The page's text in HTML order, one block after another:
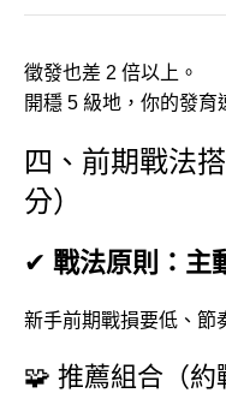
徵發也差 2 倍以上。
開穩 5 級地，你的發育
四、前期戰法
分）
✔ 戰法原則：主
新手前期戰損要低、節
🧩 推薦組合（約